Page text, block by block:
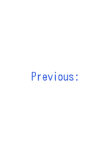
投
Previous: